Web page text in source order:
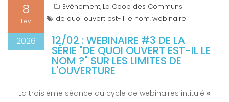
8
Fév
2026
Evènement, La Coop des Communs
de quoi ouvert est-il le nom,webinaire
12/02 : WEBINAIRE #3 DE LA
SÉRIE "DE QUOI OUVERT EST-IL LE
NOM ?" SUR LES LIMITES DE
L'OUVERTURE
La troisième séance du cycle de webinaires intitulé «